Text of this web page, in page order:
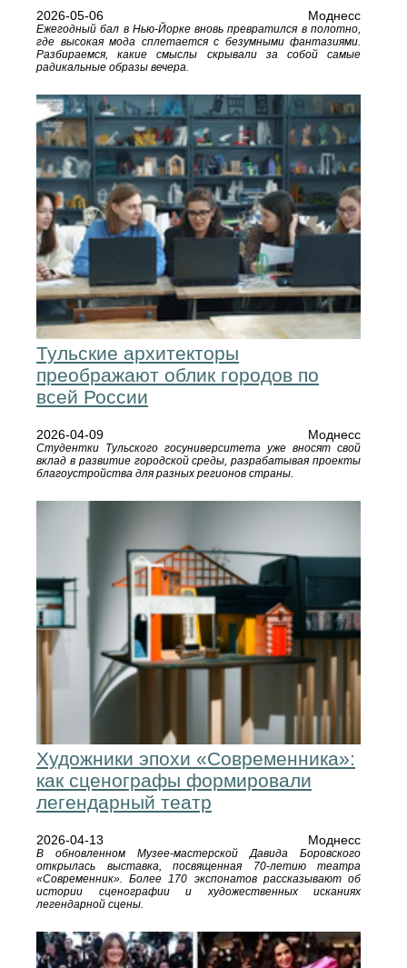
2026-05-06 Моднесс
Ежегодный бал в Нью-Йорке вновь превратился в полотно,
где высокая мода сплетается с безумными фантазиями.
Разбираемся, какие смыслы скрывали за собой самые
радикальные образы вечера.
Тульские архитекторы
преображают облик городов по
всей России
2026-04-09 Моднесс
Студентки Тульского госуниверситета уже вносят свой
вклад в развитие городской среды, разрабатывая проекты
благоустройства для разных регионов страны.
Художники эпохи «Современника»:
как сценографы формировали
легендарный театр
2026-04-13 Моднесс
В обновленном Музее-мастерской Давида Боровского
открылась выставка, посвященная 70-летию театра
«Современник». Более 170 экспонатов рассказывают об
истории сценографии и художественных исканиях
легендарной сцены.